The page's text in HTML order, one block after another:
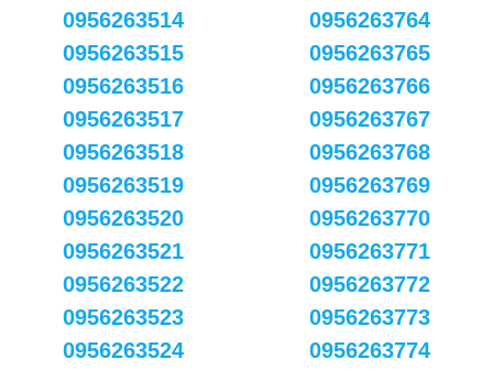
0956263514
0956263515
0956263516
0956263517
0956263518
0956263519
0956263520
0956263521
0956263522
0956263523
0956263524
0956263764
0956263765
0956263766
0956263767
0956263768
0956263769
0956263770
0956263771
0956263772
0956263773
0956263774